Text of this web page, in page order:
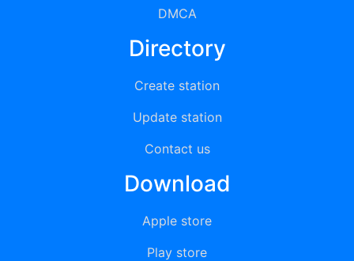
DMCA
Directory
Create station
Update station
Contact us
Download
Apple store
Play store